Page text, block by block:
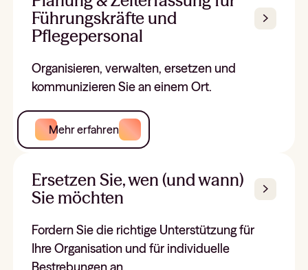
Führungskräfte und
Pflegepersonal
Organisieren, verwalten, ersetzen und
kommunizieren Sie an einem Ort.
Mehr erfahren
Ersetzen Sie, wen (und wann)
Sie möchten
Fordern Sie die richtige Unterstützung für
Ihre Organisation und für individuelle